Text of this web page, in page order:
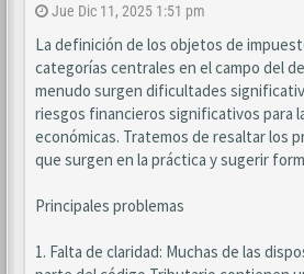
Jue Dic 11, 2025 1:51 pm
La definición de los objetos de
categorías centrales en el campo del
menudo surgen dificultades
riesgos financieros significativos para
económicas. Tratemos de resaltar los
que surgen en la práctica y sugerir
Principales problemas
1. Falta de claridad: Muchas de las